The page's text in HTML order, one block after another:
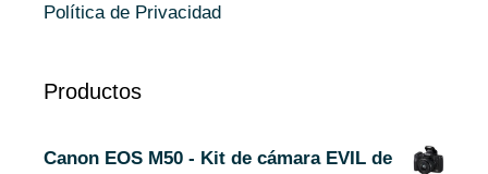
Política de Privacidad
Productos
Canon EOS M50 - Kit de cámara EVIL de